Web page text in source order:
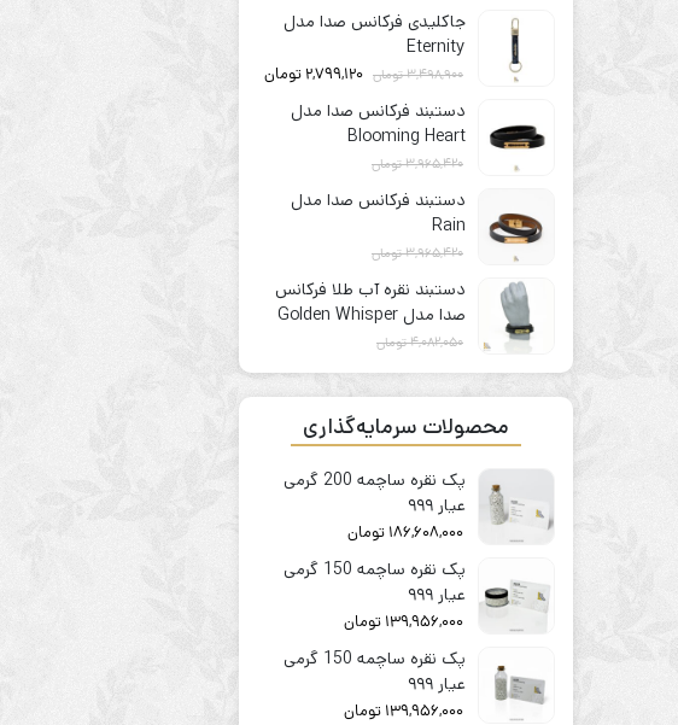
3,265,640 تومان
جاکلیدی فرکانس صدا مدل
Eternity
3,498,900تومان 2,799,120 تومان
دستبند فرکانس صدا مدل
Blooming Heart
3,965,420تومان
3,172,336تومان
دستبند فرکانس صدا مدل
Rain
3,965,420تومان
3,172,336 تومان
دستبند نقره آب طلا فرکانس
صدا مدل Golden Whisper
4,082,050تومان
3,265,640تومان
محصولات سرمایه‌گذاری
پک نقره ساچمه 200 گرمی
عیار ۹۹۹
186,608,000 تومان
پک نقره ساچمه 150 گرمی
عیار ۹۹۹
139,956,000 تومان
پک نقره ساچمه 150 گرمی
عیار ۹۹۹
139,956,000 تومان